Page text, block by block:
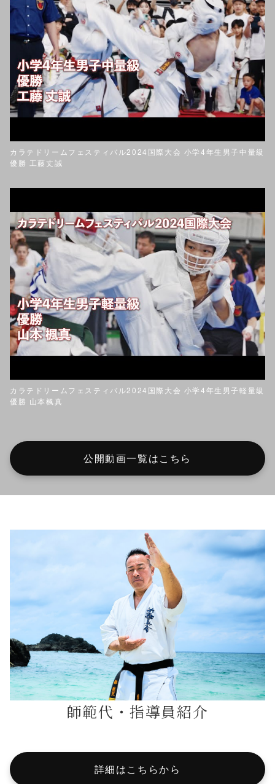
カラテドリームフェスティバル2024国際大会 小学4年生男子中量級
優勝 工藤丈誠
カラテドリームフェスティバル2024国際大会 小学4年生男子軽量級
優勝 山本楓真
公開動画一覧はこちら
師範代・指導員紹介
詳細はこちらから